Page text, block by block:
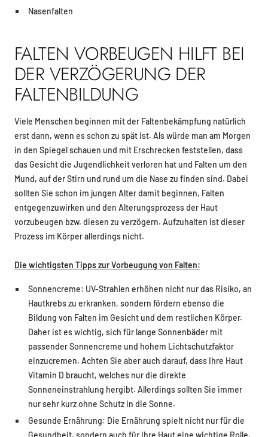
Nasenfalten
FALTEN VORBEUGEN HILFT BEI
DER VERZÖGERUNG DER
FALTENBILDUNG
Viele Menschen beginnen mit der Faltenbekämpfung natürlich
erst dann, wenn es schon zu spät ist. Als würde man am Morgen
in den Spiegel schauen und mit Erschrecken feststellen, dass
das Gesicht die Jugendlichkeit verloren hat und Falten um den
Mund, auf der Stirn und rund um die Nase zu finden sind. Dabei
sollten Sie schon im jungen Alter damit beginnen, Falten
entgegenzuwirken und den Alterungsprozess der Haut
vorzubeugen bzw. diesen zu verzögern. Aufzuhalten ist dieser
Prozess im Körper allerdings nicht.
Die wichtigsten Tipps zur Vorbeugung von Falten:
Sonnencreme: UV-Strahlen erhöhen nicht nur das Risiko, an
Hautkrebs zu erkranken, sondern fördern ebenso die
Bildung von Falten im Gesicht und dem restlichen Körper.
Daher ist es wichtig, sich für lange Sonnenbäder mit
passender Sonnencreme und hohem Lichtschutzfaktor
einzucremen. Achten Sie aber auch darauf, dass Ihre Haut
Vitamin D braucht, welches nur die direkte
Sonneneinstrahlung hergibt. Allerdings sollten Sie immer
nur sehr kurz ohne Schutz in die Sonne.
Gesunde Ernährung: Die Ernährung spielt nicht nur für die
Gesundheit, sondern auch für Ihre Haut eine wichtige Rolle.